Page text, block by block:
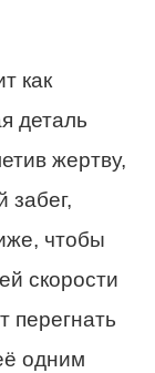
как
деталь
жертву,
забег,
чтобы
скорости
перегнать
одним